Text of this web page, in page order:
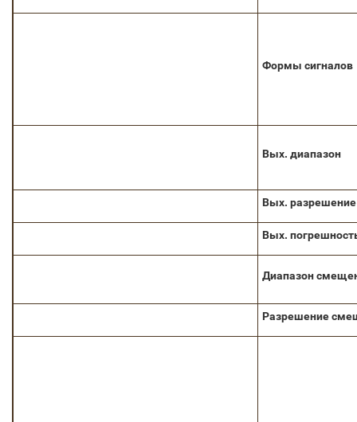
Формы сигналов
Вых. диапазон
Вых. разрешение
Вых.
Диапазон
Разрешение